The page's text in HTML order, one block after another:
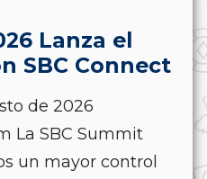
Lanza el
SBC Connect
de 2026
La SBC Summit
un mayor control